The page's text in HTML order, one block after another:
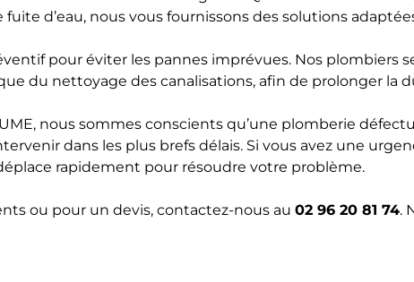
d’eau, nous vous fournissons des solutions
pour éviter les pannes imprévues. Nos plombiers
du nettoyage des canalisations, afin de prolonger la
nous sommes conscients qu’une plomberie
dans les plus brefs délais. Si vous avez une
rapidement pour résoudre votre problème.
ou pour un devis, contactez-nous au 02 96 20 81 74.